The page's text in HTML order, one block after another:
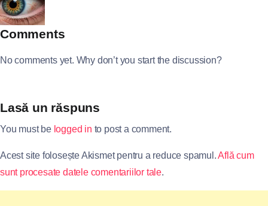
Comments
No comments yet. Why don’t you start the discussion?
Lasă un răspuns
You must be logged in to post a comment.
Acest site folosește Akismet pentru a reduce spamul.Află cum
sunt procesate datele comentariilor tale.